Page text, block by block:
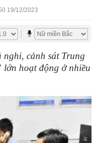
19/12/2023
nghi, cảnh sát Trung
hoạt động ở nhiều